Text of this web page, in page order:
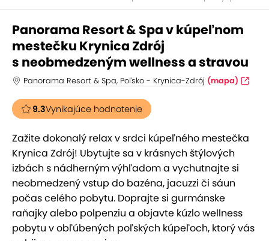
Panorama Resort & Spa v kúpeľnom
mestečku Krynica Zdrój
s neobmedzeným wellness a stravou
Panorama Resort & Spa, Poľsko - Krynica-Zdrój (mapa)
9.3Vynikajúce hodnotenie
Zažite dokonalý relax v srdci kúpeľného mestečka
Krynica Zdrój! Ubytujte sa v krásnych štýlových
izbách s nádherným výhľadom a vychutnajte si
neobmedzený vstup do bazéna, jacuzzi či sáun
počas celého pobytu. Doprajte si gurmánske
raňajky alebo polpenziu a objavte kúzlo wellness
pobytu v obľúbených poľských kúpeľoch, ktorý vás